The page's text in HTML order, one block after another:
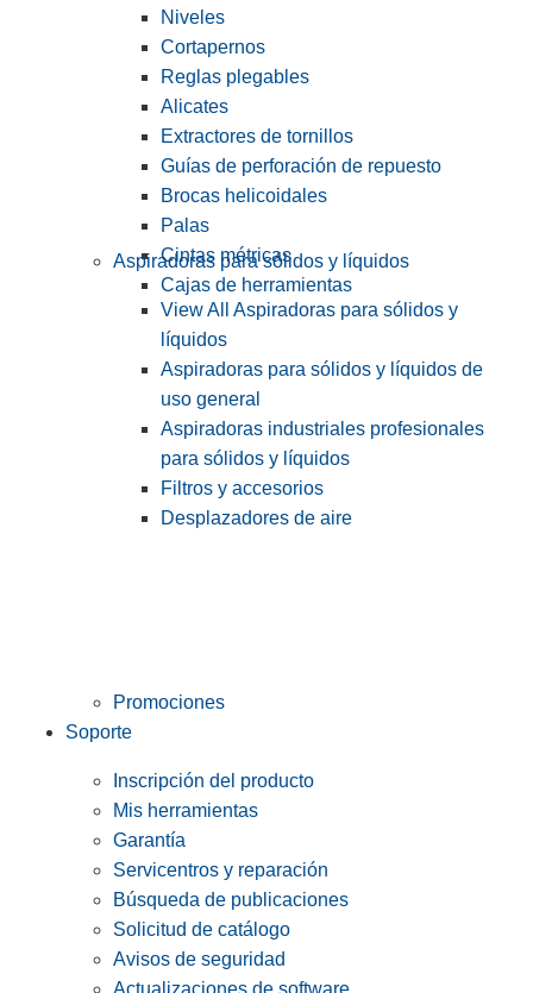
Niveles
Cortapernos
Reglas plegables
Alicates
Extractores de tornillos
Guías de perforación de repuesto
Brocas helicoidales
Palas
Cintas métricas
Cajas de herramientas
Aspiradoras para sólidos y líquidos
View All Aspiradoras para sólidos y
líquidos
Aspiradoras para sólidos y líquidos de
uso general
Aspiradoras industriales profesionales
para sólidos y líquidos
Filtros y accesorios
Desplazadores de aire
Promociones
Soporte
Inscripción del producto
Mis herramientas
Garantía
Servicentros y reparación
Búsqueda de publicaciones
Solicitud de catálogo
Avisos de seguridad